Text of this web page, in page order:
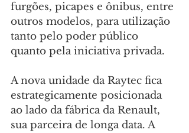
furgões, picapes e ônibus, entre
outros modelos, para utilização
tanto pelo poder público
quanto pela iniciativa privada.
A nova unidade da Raytec fica
estrategicamente posicionada
ao lado da fábrica da Renault,
sua parceira de longa data. A